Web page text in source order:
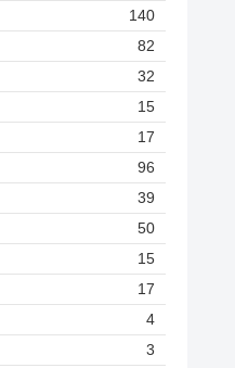
140
82
32
15
17
96
39
50
15
17
4
3